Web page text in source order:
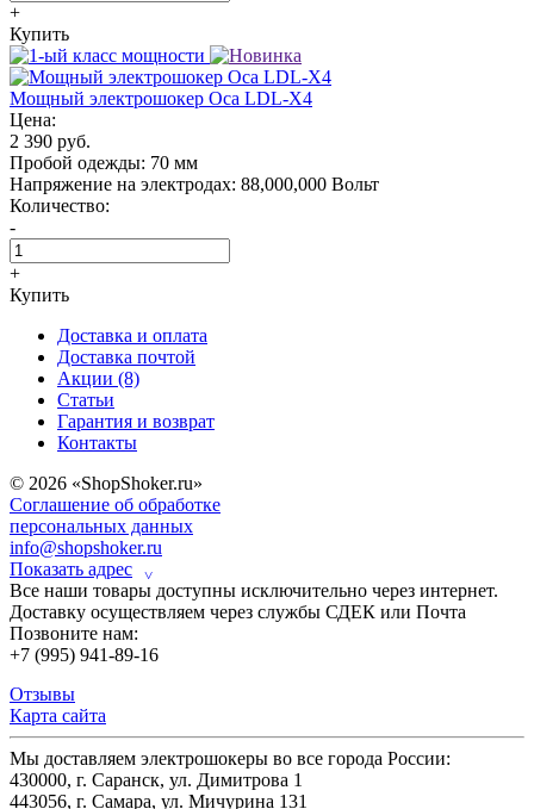
+
Купить
Мощный электрошокер Oса LDL-X4
Цена:
2 390 руб.
Пробой одежды: 70 мм
Напряжение на электродах: 88,000,000 Вольт
Количество:
-
+
Купить
Доставка и оплата
Доставка почтой
Акции (8)
Статьи
Гарантия и возврат
Контакты
© 2026 «ShopShoker.ru»
Соглашение об обработке
персональных данных
info@shopshoker.ru
Показать адрес
˅
Все наши товары доступны исключительно через интернет.
Доставку осуществляем через службы СДЕК или Почта
Позвоните нам:
+7 (995) 941-89-16
Отзывы
Карта сайта
Мы доставляем электрошокеры во все города России:
430000, г. Саранск, ул. Димитрова 1
443056, г. Самара, ул. Мичурина 131